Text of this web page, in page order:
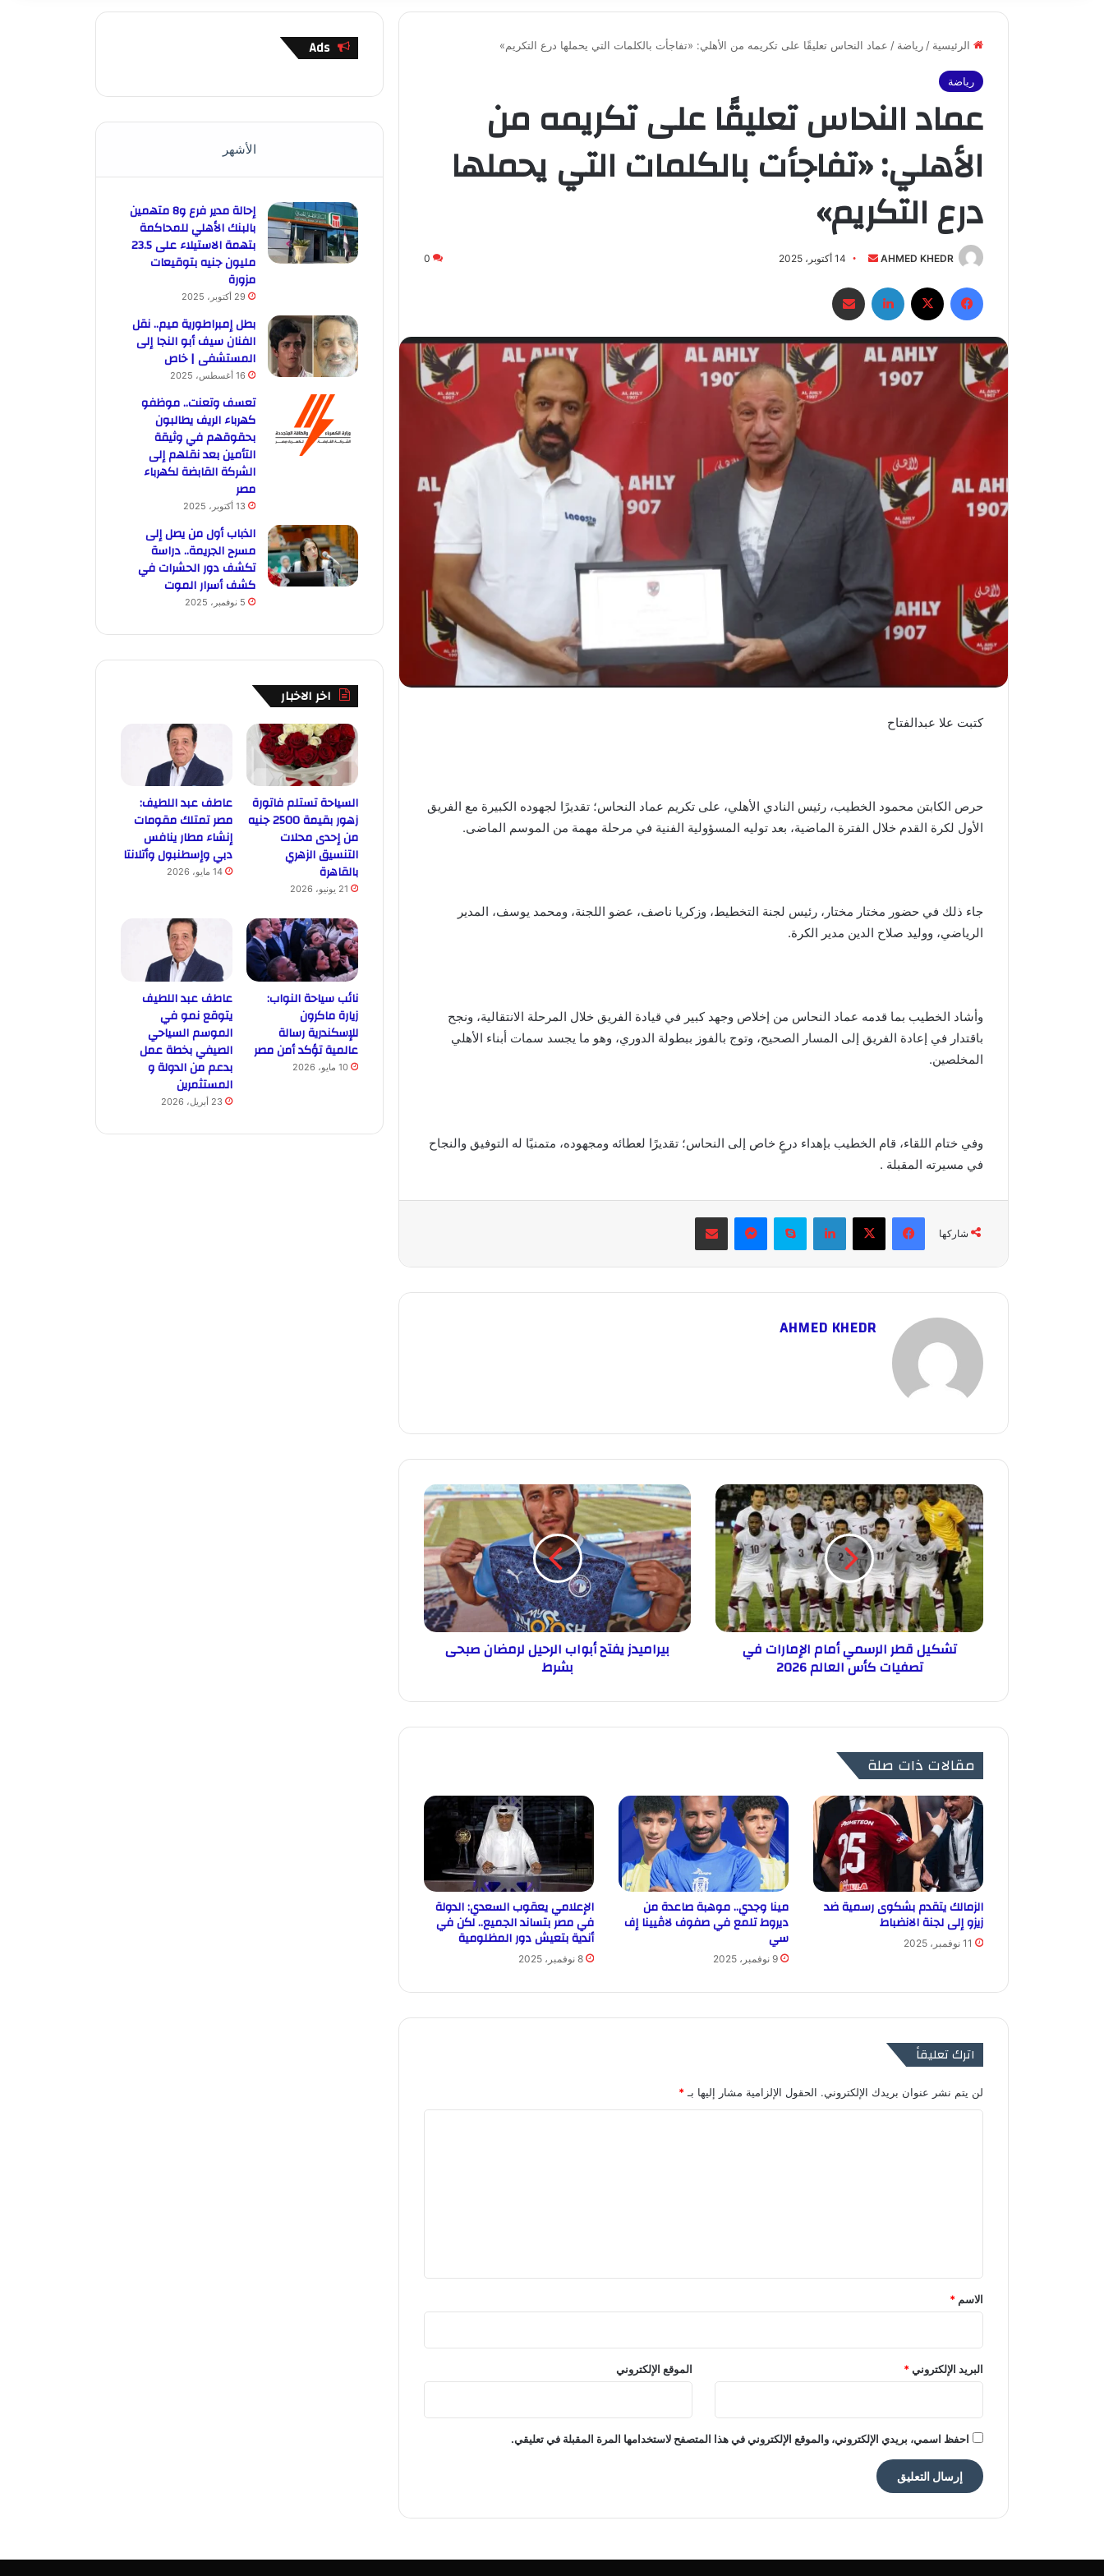
الرئيسية / رياضة / عماد النحاس تعليقًا على تكريمه من الأهلي: «تفاجأت بالكلمات التي يحملها درع التكريم»
رياضة
عماد النحاس تعليقًا على تكريمه من
الأهلي: «تفاجأت بالكلمات التي يحملها
درع التكريم»
AHMED KHEDR
أرسل
إلكترونيا
14 أكتوبر، 2025 0
فيسبوك لينكدإن
كتبت علا عبدالفتاح
حرص الكابتن محمود الخطيب، رئيس النادي الأهلي، على تكريم عماد النحاس؛ تقديرًا لجهوده الكبيرة مع الفريق
الأول لكرة القدم خلال الفترة الماضية، بعد توليه المسؤولية الفنية في مرحلة مهمة من الموسم الماضى.
جاء ذلك في حضور مختار مختار، رئيس لجنة التخطيط، وزكريا ناصف، عضو اللجنة، ومحمد يوسف، المدير
الرياضي، ووليد صلاح الدين مدير الكرة.
وأشاد الخطيب بما قدمه عماد النحاس من إخلاص وجهد كبير في قيادة الفريق خلال المرحلة الانتقالية، ونجح
باقتدار في إعادة الفريق إلى المسار الصحيح، وتوج بالفوز ببطولة الدوري، وهو ما يجسد سمات أبناء الأهلي
المخلصين.
وفي ختام اللقاء، قام الخطيب بإهداء درعٍ خاص إلى النحاس؛ تقديرًا لعطائه ومجهوده، متمنيًا له التوفيق والنجاح
في مسيرته المقبلة .
شاركها
فيسبوك X لينكدإن سكايب ماسنجر مشاركة عبر البريد
AHMED KHEDR
تشكيل قطر الرسمي أمام الإمارات في
تصفيات كأس العالم 2026
بيراميدز يفتح أبواب الرحيل لرمضان صبحى
بشرط
مقالات ذات صلة
الزمالك يتقدم بشكوى رسمية ضد
زيزو إلى لجنة الانضباط
11 نوفمبر، 2025
مينا وجدي.. موهبة صاعدة من
ديروط تلمع في صفوف لاڤيينا إف
سي
9 نوفمبر، 2025
الإعلامي يعقوب السعدي: الدولة
في مصر بتساند الجميع.. لكن في
أندية بتعيش دور المظلومية
8 نوفمبر، 2025
اترك تعليقاً
لن يتم نشر عنوان بريدك الإلكتروني. الحقول الإلزامية مشار إليها بـ *
*
الاسم *
البريد الإلكتروني* الموقع الإلكتروني
احفظ اسمي، بريدي الإلكتروني، والموقع الإلكتروني في هذا المتصفح لاستخدامها المرة المقبلة في تعليقي.
Ads
الأشهر
إحالة مدير فرع و8 متهمين
بالبنك الأهلي للمحاكمة
بتهمة الاستيلاء على 23.5
مليون جنيه بتوقيعات
مزورة
29 أكتوبر، 2025
بطل إمبراطورية ميم.. نقل
الفنان سيف أبو النجا إلى
المستشفى | خاص
16 أغسطس، 2025
تعسف وتعنت.. موظفو
كهرباء الريف يطالبون
بحقوقهم في وثيقة
التأمين بعد نقلهم إلى
الشركة القابضة لكهرباء
مصر
13 أكتوبر، 2025
الذباب أول من يصل إلى
مسرح الجريمة.. دراسة
تكشف دور الحشرات في
كشف أسرار الموت
5 نوفمبر، 2025
اخر الاخبار
السياحة تستلم فاتورة
زهور بقيمة 2500 جنيه
من إحدى محلات
التنسيق الزهري
بالقاهرة
21 يونيو، 2026
عاطف عبد اللطيف:
مصر تمتلك مقومات
إنشاء مطار ينافس
دبي وإسطنبول وأتلانتا
14 مايو، 2026
نائب سياحة النواب:
زيارة ماكرون
للإسكندرية رسالة
عالمية تؤكد أمن مصر
10 مايو، 2026
عاطف عبد اللطيف
يتوقع نمو في
الموسم السياحي
الصيفي بخطة عمل
بدعم من الدولة و
المستثمرين
23 أبريل، 2026